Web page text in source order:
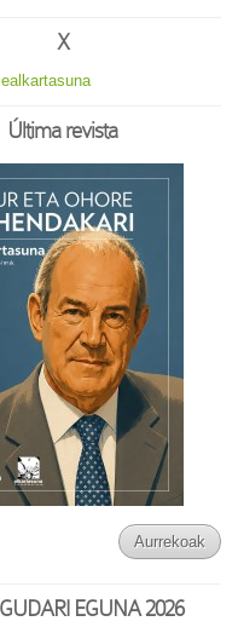
X
Última revista
Aurrekoak
EGUNA 2026